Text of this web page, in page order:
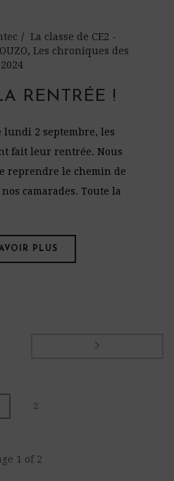
La classe de CE2 -
, Les chroniques des
RENTRÉE !
lundi 2 septembre, les
fait leur rentrée. Nous
reprendre le chemin de
camarades. Toute la
PLUS
2
1 of 2